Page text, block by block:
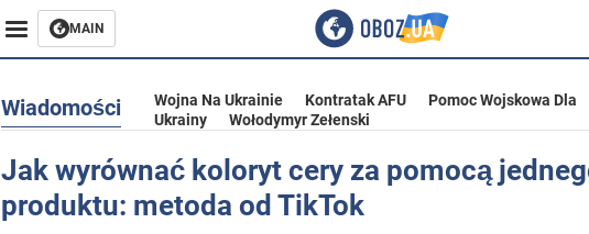
MAIN
Rozrywka
Wiadomości Wojna Na Ukrainie Kontratak AFU
Pomoc Wojskowa Dla
Ukrainy
Wołodymyr Zełenski
Jak wyrównać koloryt cery za pomocą
produktu: metoda od TikTok